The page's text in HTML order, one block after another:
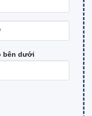
bên dưới